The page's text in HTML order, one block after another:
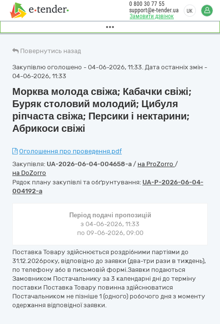
Замовити дзвінок
0 800 30 77 55
support@e-tender.ua
UK
Повернутись назад
Закупівлю оголошено - 04-06-2026, 11:33. Дата останніх змін -
04-06-2026, 11:33
Морква молода свіжа; Кабачки свіжі;
Буряк столовий молодий; Цибуля
ріпчаста свіжа; Персики і нектарини;
Абрикоси свіжі
Оголошення про проведення.pdf
Закупівля: UA-2026-06-04-004658-a / на ProZorro /
на DoZorro
Рядок плану закупівлі та обґрунтування: UA-P-2026-06-04-
004192-a
Період подачі пропозицій
з 04-06-2026, 11:33
по 09-06-2026, 09:00
Поставка Товару здійснюється роздрібними партіями до
31.12.2026року, відповідно до заявки (два-три рази в тиждень),
по телефону або в письмовій формі.Заявки подаються
Замовником Постачальнику за 3 календарні дні до терміну
поставки Поставка Товару повинна здійснюватися
Постачальником не пізніше 1 (одного) робочого дня з моменту
одержання відповідної заявки.